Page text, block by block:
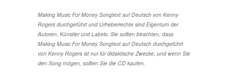
Making Music For Money Songtext auf Deutsch von Kenny
Rogers durchgeführt und Urheberrechte sind Eigentum der
Autoren, Künstler und Labels. Sie sollten beachten, dass
Making Music For Money Songtext auf Deutsch durchgeführt
von Kenny Rogers ist nur für didaktische Zwecke, und wenn Sie
den Song mögen, sollten Sie die CD kaufen.